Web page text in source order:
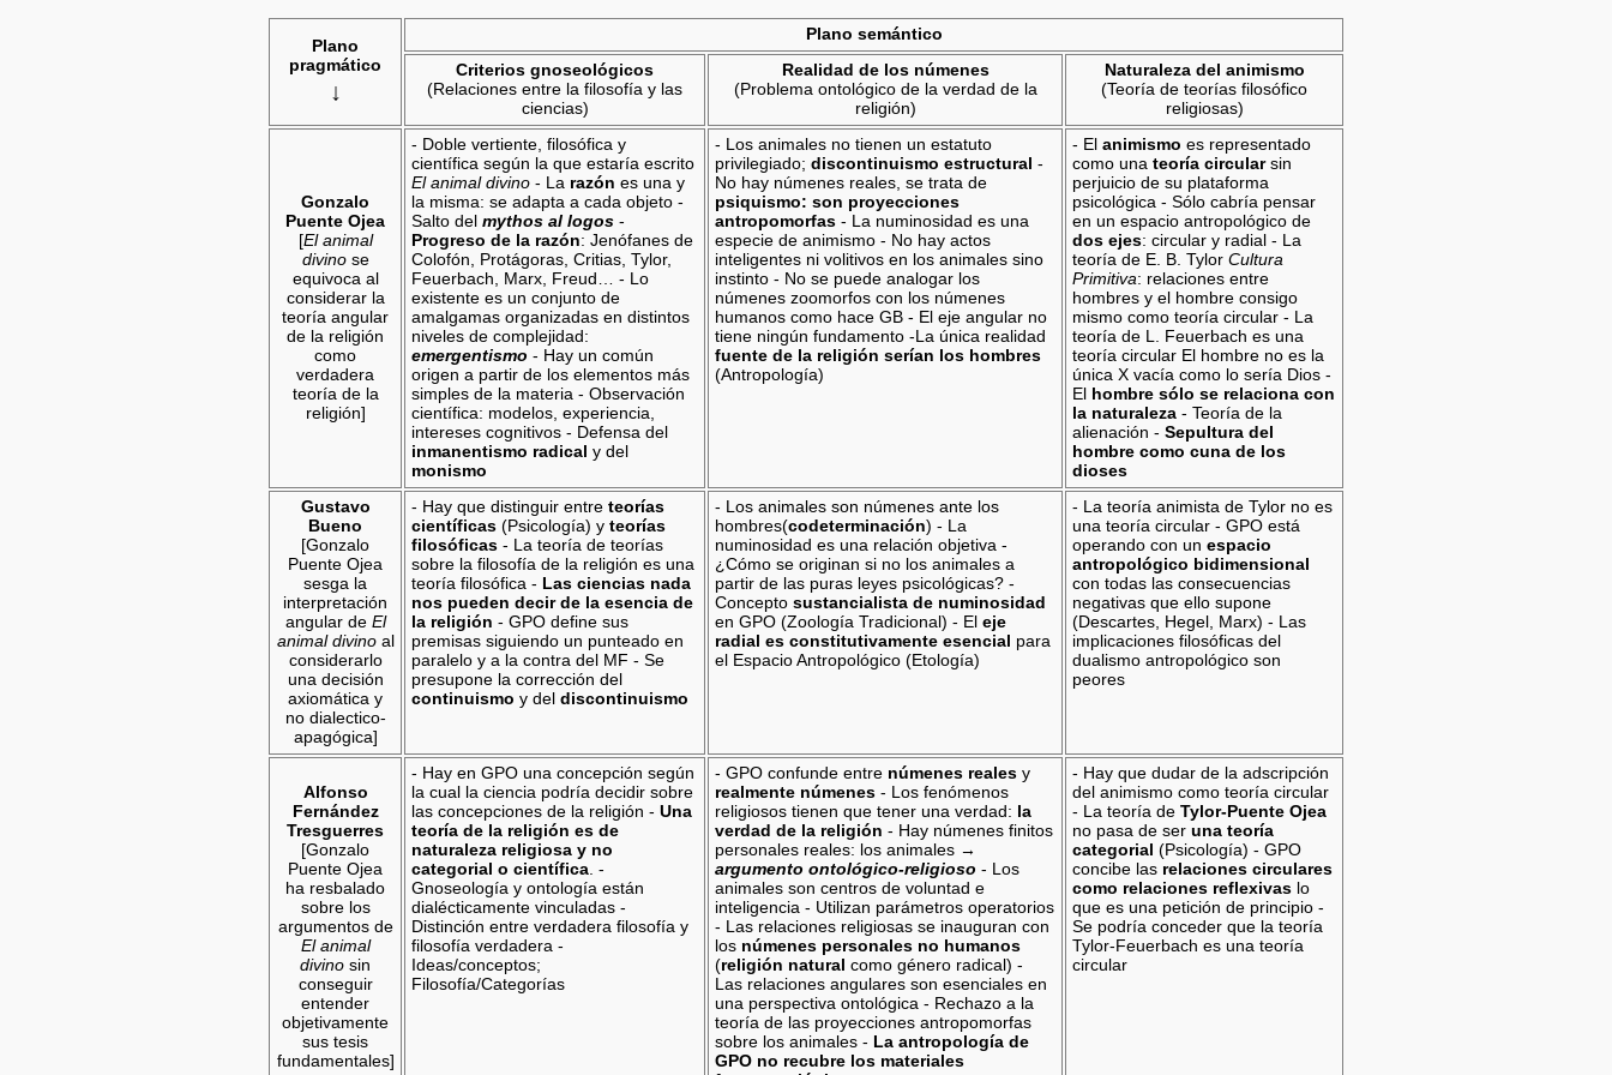
Plano
pragmático
↓
Plano semántico
Criterios gnoseológicos
(Relaciones entre la filosofía y las
ciencias)
Realidad de los númenes
(Problema ontológico de la verdad de la
religión)
Naturaleza del animismo
(Teoría de teorías filosófico
religiosas)
Gonzalo
Puente Ojea
[El animal
divinose
equivoca al
considerar la
teoría angular
de la religión
como
verdadera
teoría de la
religión]
- Doble vertiente, filosófica y
científica según la que estaría escrito
El animal divino - La razón es una y
la misma: se adapta a cada objeto -
Salto delmythos al logos -
Progreso de la razón: Jenófanes de
Colofón, Protágoras, Critias, Tylor,
Feuerbach, Marx, Freud… - Lo
existente es un conjunto de
amalgamas organizadas en distintos
niveles de complejidad:
emergentismo - Hay un común
origen a partir de los elementos más
simples de la materia - Observación
científica: modelos, experiencia,
intereses cognitivos - Defensa del
inmanentismo radical y del
monismo
- Los animales no tienen un estatuto
privilegiado;discontinuismo estructural -
No hay númenes reales, se trata de
psiquismo: son proyecciones
antropomorfas - La numinosidad es una
especie de animismo - No hay actos
inteligentes ni volitivos en los animales sino
instinto - No se puede analogar los
númenes zoomorfos con los númenes
humanos como hace GB - El eje angular no
tiene ningún fundamento -La única realidad
fuente de la religión serían los hombres
(Antropología)
- Elanimismo es representado
como unateoría circularsin
perjuicio de su plataforma
psicológica - Sólo cabría pensar
en un espacio antropológico de
dos ejes: circular y radial - La
teoría de E. B. TylorCultura
Primitiva: relaciones entre
hombres y el hombre consigo
mismo como teoría circular - La
teoría de L. Feuerbach es una
teoría circular El hombre no es la
única X vacía como lo sería Dios -
El hombre sólo se relaciona con
la naturaleza - Teoría de la
alienación -Sepultura del
hombre como cuna de los
dioses
Gustavo
Bueno
[Gonzalo
Puente Ojea
sesga la
interpretación
angular de El
animal divinoal
considerarlo
una decisión
axiomática y
no dialectico-
apagógica]
- Hay que distinguir entreteorías
científicas (Psicología) yteorías
filosóficas - La teoría de teorías
sobre la filosofía de la religión es una
teoría filosófica - Las ciencias nada
nos pueden decir de la esencia de
la religión - GPO define sus
premisas siguiendo un punteado en
paralelo y a la contra del MF - Se
presupone la corrección del
continuismo y deldiscontinuismo
- Los animales son númenes ante los
hombres(codeterminación) - La
numinosidad es una relación objetiva -
¿Cómo se originan si no los animales a
partir de las puras leyes psicológicas? -
Conceptosustancialista de numinosidad
en GPO (Zoología Tradicional) - Eleje
radial es constitutivamente esencial para
el Espacio Antropológico (Etología)
- La teoría animista de Tylor no es
una teoría circular - GPO está
operando con unespacio
antropológico bidimensional
con todas las consecuencias
negativas que ello supone
(Descartes, Hegel, Marx) - Las
implicaciones filosóficas del
dualismo antropológico son
peores
Alfonso
Fernández
Tresguerres
[Gonzalo
Puente Ojea
ha resbalado
sobre los
argumentos de
El animal
divino sin
conseguir
entender
objetivamente
sus tesis
fundamentales]
- Hay en GPO una concepción según
la cual la ciencia podría decidir sobre
las concepciones de la religión -Una
teoría de la religión es de
naturaleza religiosa y no
categorial o científica . -
Gnoseología y ontología están
dialécticamente vinculadas -
Distinción entre verdadera filosofía y
filosofía verdadera -
Ideas/conceptos;
Filosofía/Categorías
- GPO confunde entre númenes reales y
realmente númenes - Los fenómenos
religiosos tienen que tener una verdad: la
verdad de la religión - Hay númenes finitos
personales reales: los animales →
argumento ontológico-religioso - Los
animales son centros de voluntad e
inteligencia - Utilizan parámetros operatorios
- Las relaciones religiosas se inauguran con
los númenes personales no humanos
(religión naturalcomo género radical) -
Las relaciones angulares son esenciales en
una perspectiva ontológica - Rechazo a la
teoría de las proyecciones antropomorfas
sobre los animales - La antropología de
GPO no recubre los materiales
- Hay que dudar de la adscripción
del animismo como teoría circular
- La teoría deTylor-Puente Ojea
no pasa de seruna teoría
categorial (Psicología) - GPO
concibe las relaciones circulares
como relaciones reflexivas lo
que es una petición de principio -
Se podría conceder que la teoría
Tylor-Feuerbach es una teoría
circular